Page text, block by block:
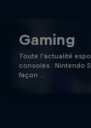
Gaming
Toute l’actualité
consoles : Nintendo
façon …